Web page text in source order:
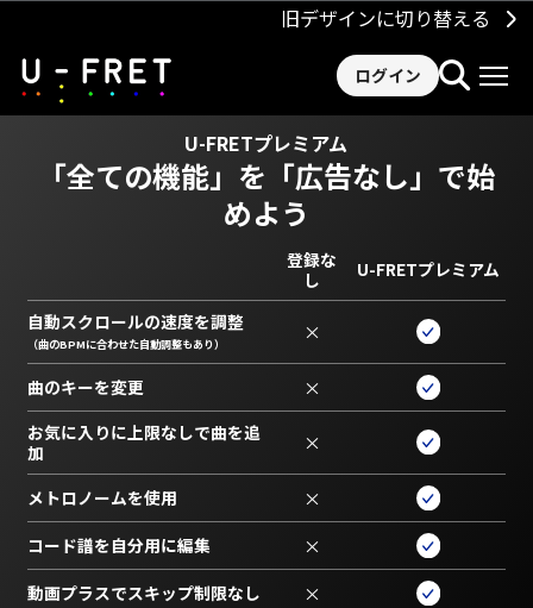
旧デザインに切り替える
ログイン
U-FRETプレミアム
「全ての機能」を 「広告なし」で始
めよう
登録な
し
U-FRETプレミアム
自動スクロールの速度を調整
（曲のBPMに合わせた自動調整もあり） ×
曲のキーを変更 ×
お気に入りに上限なしで曲を追
加
×
メトロノームを使用 ×
コード譜を自分用に編集 ×
動画プラスでスキップ制限なし ×